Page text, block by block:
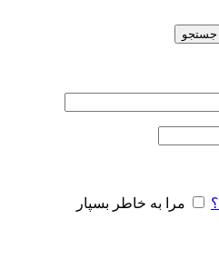
جستجو
مرا به خاطر بسپار